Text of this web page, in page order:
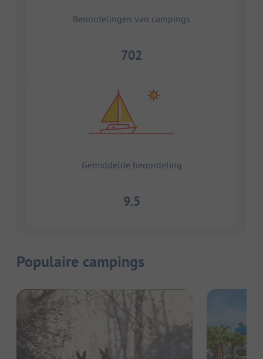
Beoordelingen van campings
702
Gemiddelde beoordeling
9.5
Populaire campings